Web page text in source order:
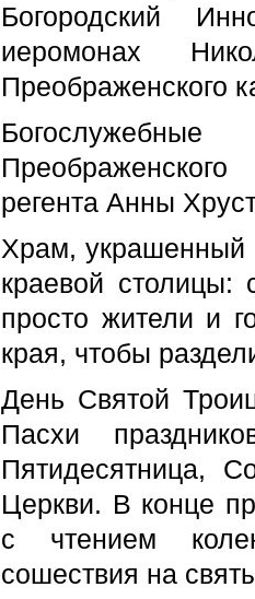
Богородский
иеромонах
Преображенского
регента Анны
Храм, украшенный
краевой столицы:
просто жители и
края, чтобы
День Святой
Пасхи
Пятидесятница,
Церкви. В конце
с чтением
сошествия на